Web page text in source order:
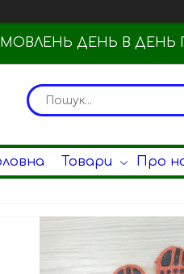
ДЕНЬ В ДЕНЬ
Товари Про